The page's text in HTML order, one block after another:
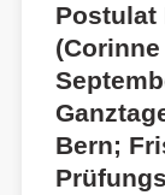
Postulat
Bern;